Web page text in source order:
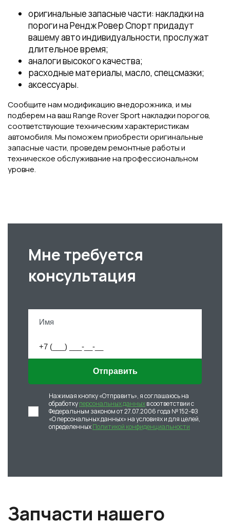
оригинальные запасные части: накладки на
пороги на Рендж Ровер Спорт придадут
вашему авто индивидуальности, прослужат
длительное время;
аналоги высокого качества;
расходные материалы, масло, спецсмазки;
аксессуары.
Сообщите нам модификацию внедорожника, и мы
подберем на ваш Range Rover Sport накладки порогов,
соответствующие техническим характеристикам
автомобиля. Мы поможем приобрести оригинальные
запасные части, проведем ремонтные работы и
техническое обслуживание на профессиональном
уровне.
Мне требуется
консультация
Отправить
Нажимая кнопку «Отправить», я соглашаюсь на
обработкуперсональных данныхв соответствии с
Федеральным законом от 27.07.2006 года № 152-ФЗ
«О персональных данных» на условиях и для целей,
определенныхПолитикой конфиденциальности
Запчасти нашего